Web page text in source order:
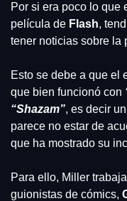
Por si era poco lo que
película de Flash,
tener noticias sobre la
Esto se debe a que el
que bien funcionó con
“Shazam”, es decir
parece no estar de
que ha mostrado su
Para ello, Miller
guionistas de cómics,